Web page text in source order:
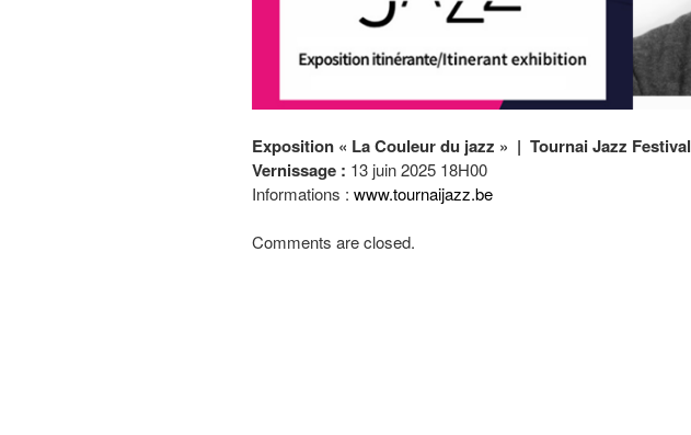
Exposition « La Couleur du jazz » | Tournai Jazz Festival
Vernissage : 13 juin 2025 18H00
Informations : www.tournaijazz.be
Comments are closed.